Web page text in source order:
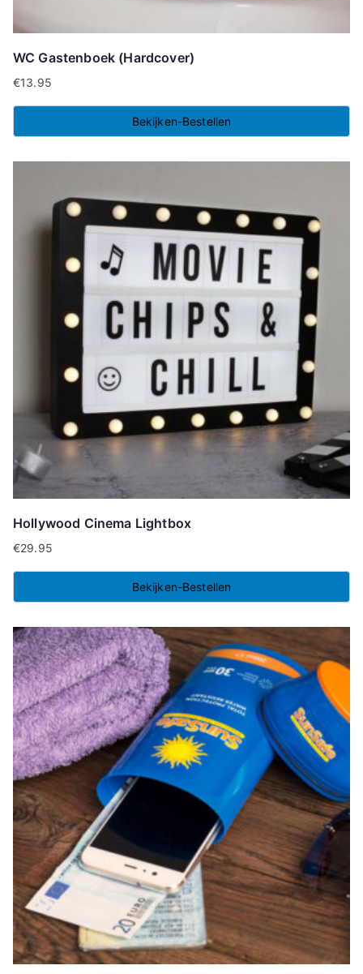
WC Gastenboek (Hardcover)
€13.95
Bekijken-Bestellen
Hollywood Cinema Lightbox
€29.95
Bekijken-Bestellen